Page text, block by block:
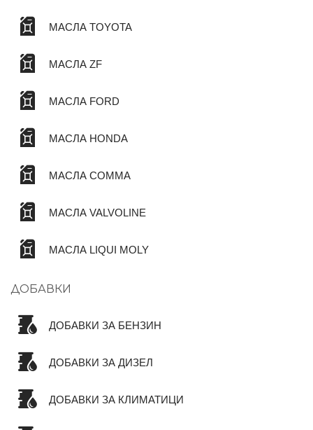
МАСЛА TOYOTA
МАСЛА ZF
МАСЛА FORD
МАСЛА HONDA
МАСЛА COMMA
МАСЛА VALVOLINE
МАСЛА LIQUI MOLY
ДОБАВКИ
ДОБАВКИ ЗА БЕНЗИН
ДОБАВКИ ЗА ДИЗЕЛ
ДОБАВКИ ЗА КЛИМАТИЦИ